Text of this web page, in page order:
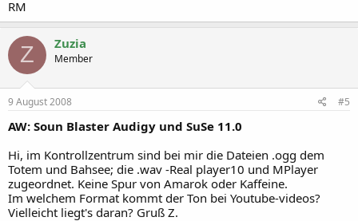
RM
Z Zuzia
Member
9 August 2008 #5
AW: Soun Blaster Audigy und SuSe 11.0
Hi, im Kontrollzentrum sind bei mir die Dateien .ogg dem
Totem und Bahsee; die .wav -Real player10 und MPlayer
zugeordnet. Keine Spur von Amarok oder Kaffeine.
Im welchem Format kommt der Ton bei Youtube-videos?
Vielleicht liegt's daran? Gruß Z.